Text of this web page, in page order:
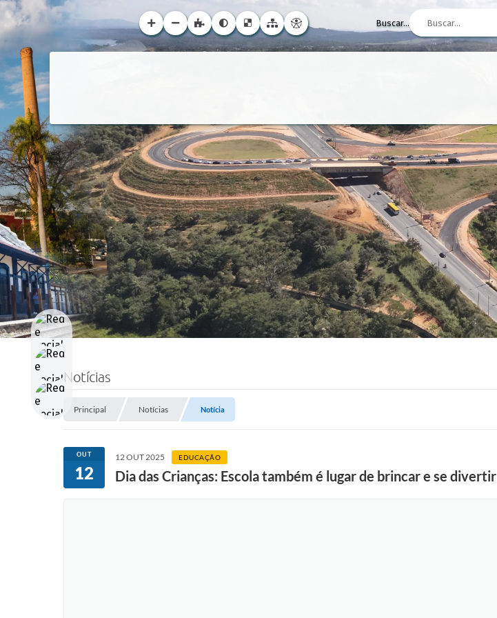
Buscar...
Notícias
Principal Notícias Notícia
OUT
12
12 OUT 2025 EDUCAÇÃO
Dia das Crianças: Escola também é lugar de brincar e se divertir
t
o